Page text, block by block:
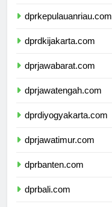
dprkepulauanriau.com
dprdkijakarta.com
dprjawabarat.com
dprjawatengah.com
dprdiyogyakarta.com
dprjawatimur.com
dprbanten.com
dprbali.com